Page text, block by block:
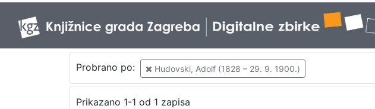
Probrano po: Hudovski, Adolf (1828 – 29. 9. 1900.)
Prikazano 1-1 od 1 zapisa